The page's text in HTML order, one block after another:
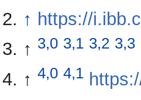
↑ https://
↑ 3,0 3,1 3,2 3,3
↑ 4,0 4,1